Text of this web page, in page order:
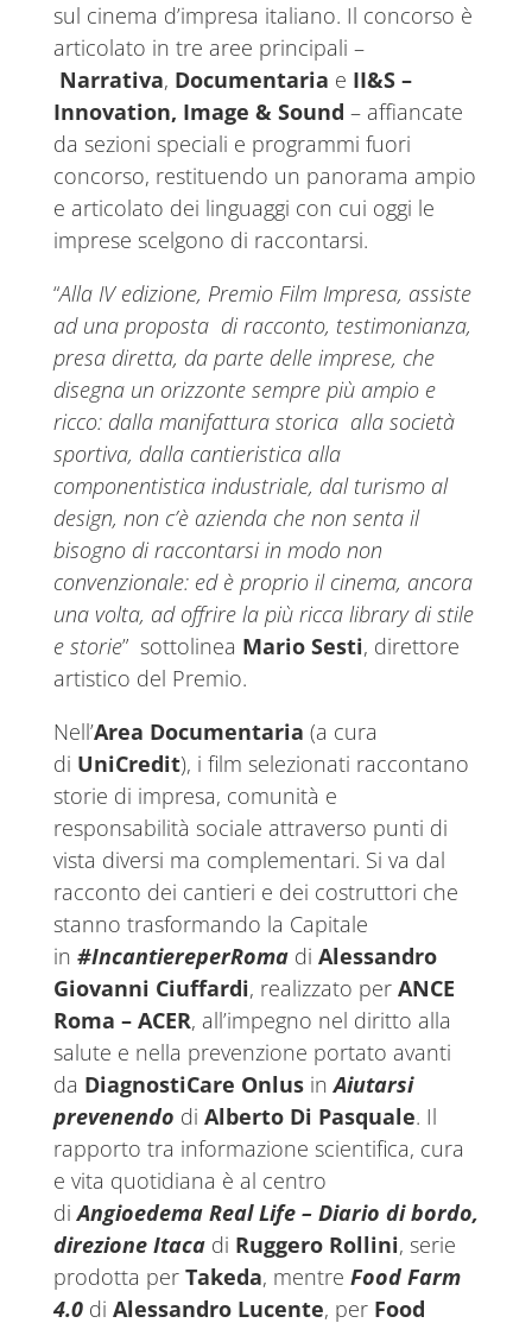
sul cinema d’impresa italiano. Il concorso è
articolato in tre aree principali –
Narrativa, Documentaria e II&S –
Innovation, Image & Sound – affiancate
da sezioni speciali e programmi fuori
concorso, restituendo un panorama ampio
e articolato dei linguaggi con cui oggi le
imprese scelgono di raccontarsi.
“Alla IV edizione, Premio Film Impresa, assiste
ad una proposta di racconto, testimonianza,
presa diretta, da parte delle imprese, che
disegna un orizzonte sempre più ampio e
ricco: dalla manifattura storica alla società
sportiva, dalla cantieristica alla
componentistica industriale, dal turismo al
design, non c’è azienda che non senta il
bisogno di raccontarsi in modo non
convenzionale: ed è proprio il cinema, ancora
una volta, ad offrire la più ricca library di stile
e storie” sottolinea Mario Sesti, direttore
artistico del Premio.
Nell’Area Documentaria (a cura
di UniCredit), i film selezionati raccontano
storie di impresa, comunità e
responsabilità sociale attraverso punti di
vista diversi ma complementari. Si va dal
racconto dei cantieri e dei costruttori che
stanno trasformando la Capitale
in #IncantiereperRoma di Alessandro
Giovanni Ciuffardi, realizzato per ANCE
Roma – ACER, all’impegno nel diritto alla
salute e nella prevenzione portato avanti
da DiagnostiCare OnlusinAiutarsi
prevenendo di Alberto Di Pasquale. Il
rapporto tra informazione scientifica, cura
e vita quotidiana è al centro
diAngioedema Real Life – Diario di bordo,
direzione Itacadi Ruggero Rollini, serie
prodotta per Takeda, mentre Food Farm
4.0di Alessandro Lucente, per Food